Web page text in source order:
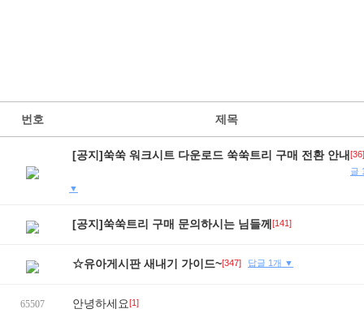
번호 제목
[공지]쑥쑥 워크시트 다운로드 쑥쑥트리 구매 전환 안내 [36]
글
▼
[공지]쑥쑥트리 구매 문의하시는 님들께 [141]
☆유아게시판 새내기 가이드~[347] 답글 1개 ▼
65507 안녕하세요[1]